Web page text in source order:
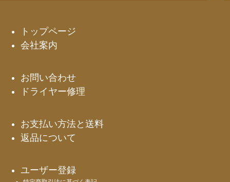
トップページ
会社案内
お問い合わせ
ドライヤー修理
お支払い方法と送料
返品について
ユーザー登録